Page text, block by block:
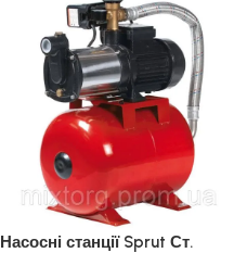
Насосні станції Sprut Ст.